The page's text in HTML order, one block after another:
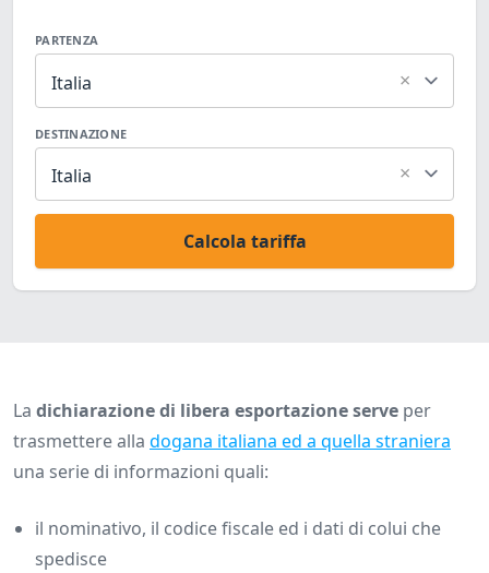
PARTENZA
Italia ×
DESTINAZIONE
Italia ×
Calcola tariffa
La dichiarazione di libera esportazione serve per
trasmettere alla dogana italiana ed a quella straniera
una serie di informazioni quali:
il nominativo, il codice fiscale ed i dati di colui che
spedisce